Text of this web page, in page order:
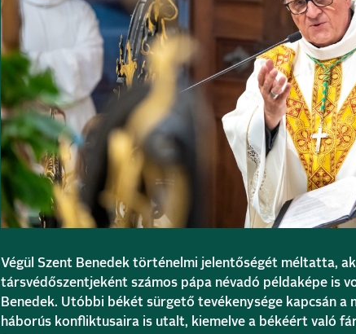
Végül Szent Benedek történelmi jelentőségét méltatta,
társvédőszentjeként számos pápa névadó példaképe is
Benedek. Utóbbi békét sürgető tevékenysége kapcsán a
háborús konfliktusaira is utalt, kiemelve a békéért való